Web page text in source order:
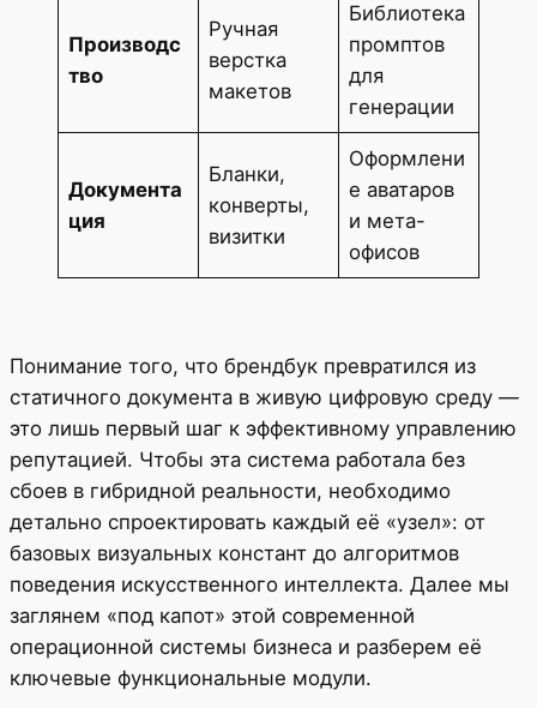
Производс
тво
Ручная
верстка
макетов
Библиотека
промптов
для
генерации
Документа
ция
Бланки,
конверты,
визитки
Оформлени
е аватаров
и мета-
офисов
Понимание того, что брендбук превратился из
статичного документа в живую цифровую среду —
это лишь первый шаг к эффективному управлению
репутацией. Чтобы эта система работала без
сбоев в гибридной реальности, необходимо
детально спроектировать каждый её «узел»: от
базовых визуальных констант до алгоритмов
поведения искусственного интеллекта. Далее мы
заглянем «под капот» этой современной
операционной системы бизнеса и разберем её
ключевые функциональные модули.